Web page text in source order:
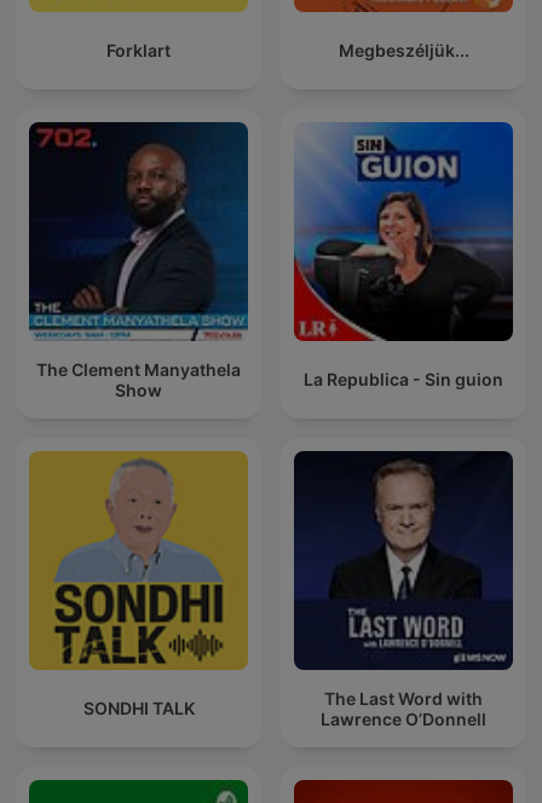
Forklart Megbeszéljük...
The Clement Manyathela
Show
La Republica - Sin guion
SONDHI TALK
The Last Word with
Lawrence O’Donnell